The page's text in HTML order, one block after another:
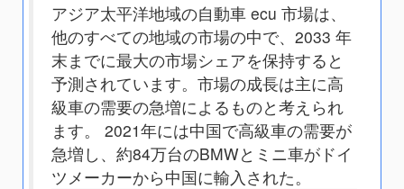
アジア太平洋地域の自動車 ecu 市場は、
他のすべての地域の市場の中で、2033 年
末までに最大の市場シェアを保持すると
予測されています。市場の成長は主に高
級車の需要の急増によるものと考えられ
ます。 2021年には中国で高級車の需要が
急増し、約84万台のBMWとミニ車がドイ
ツメーカーから中国に輸入された。